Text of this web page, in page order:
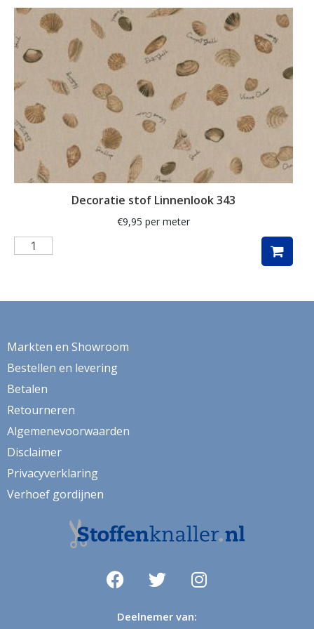
ganzen
gemberkoekjes
geometrisch
ginko
gnome
grafisch
groene thee
hartjes
hert
herten
hertje
hollands
hond
honden
Decoratie stof Linnenlook 343
€9,95 per meter
Markten en Showroom
Bestellen en levering
Betalen
Retourneren
Algemenevoorwaarden
Disclaimer
Privacyverklaring
Verhoef gordijnen
Deelnemer van: